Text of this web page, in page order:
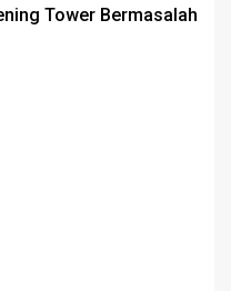
Tower Bermasalah